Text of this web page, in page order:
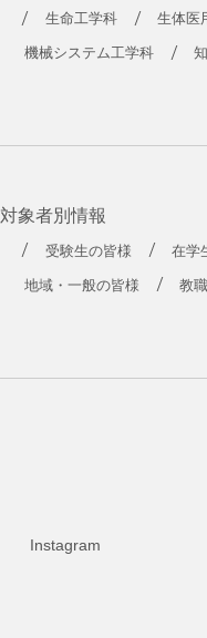
生命工学科 生体医
機械システム工学科
対象者別情報
受験生の皆様 在学
地域・一般の皆様 教
Instagram